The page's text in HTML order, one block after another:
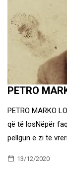
PETRO
PETRO MARKO
që të losNëpër
pellgun e zi të
13/12/2020